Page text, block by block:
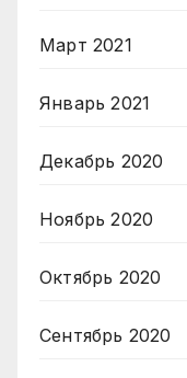
Март 2021
Январь 2021
Декабрь 2020
Ноябрь 2020
Октябрь 2020
Сентябрь 2020